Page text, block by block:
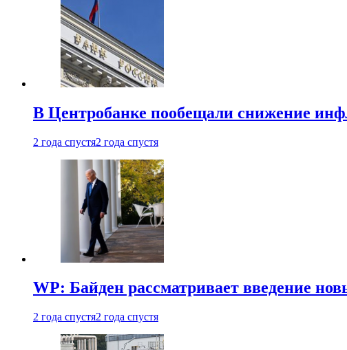
В Центробанке пообещали снижение
2 года спустя2 года спустя
WP: Байден рассматривает введение
2 года спустя2 года спустя